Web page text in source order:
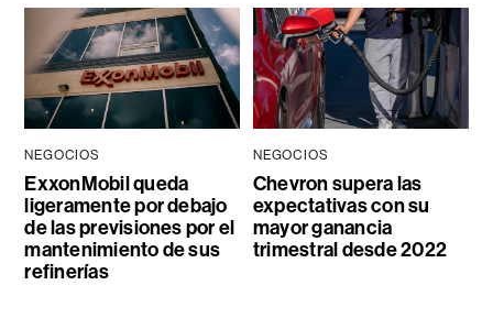
NEGOCIOS
ExxonMobil queda
ligeramente por debajo
de las previsiones por el
mantenimiento de sus
refinerías
NEGOCIOS
Chevron supera las
expectativas con su
mayor ganancia
trimestral desde 2022